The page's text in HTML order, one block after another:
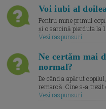
Voi iubi al
Pentru mine primul
și o sarcină pierduta la
Vezi raspunsuri
Ne certăm mai
normal?
De când a apărut
remarcă. Cine s-a
Vezi raspunsuri